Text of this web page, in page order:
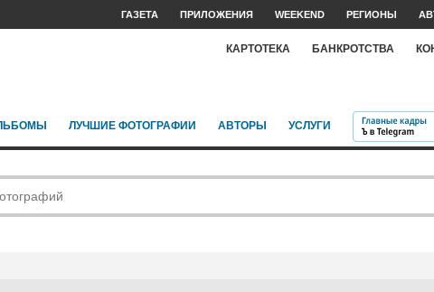
ГАЗЕТА ПРИЛОЖЕНИЯ WEEKEND РЕГИОНЫ
КАРТОТЕКА БАНКРОТСТВА
ЛУЧШИЕ ФОТОГРАФИИ АВТОРЫ УСЛУГИ